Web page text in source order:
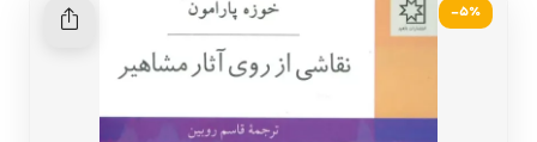
تاریخ و سیاست
ادبیات فرانسه
ادبیات ایتالیا
ادبیات روسیه
5٪-